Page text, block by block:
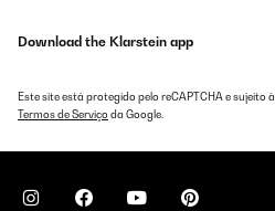
Download the Klarstein app
Este site está protegido pelo reCAPTCHA e sujeito à
Termos de Serviçoda Google.